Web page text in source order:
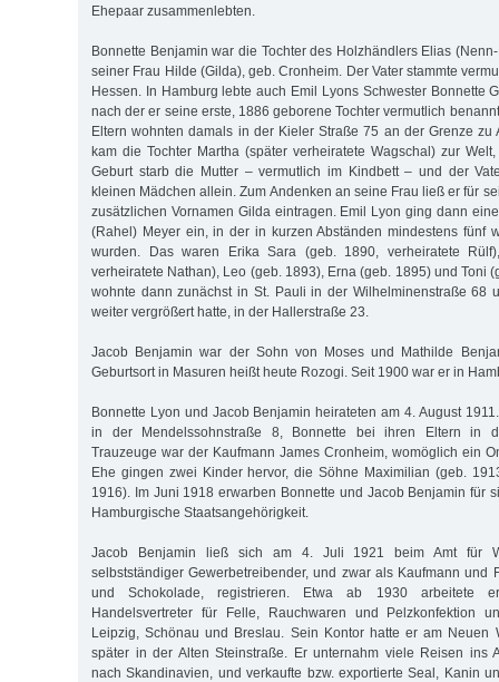
Ehepaar zusammenlebten.
Bonnette Benjamin war die Tochter des Holzhändlers Elias
seiner Frau Hilde (Gilda), geb. Cronheim. Der Vater stammte
Hessen. In Hamburg lebte auch Emil Lyons Schwester Bonnette
nach der er seine erste, 1886 geborene Tochter vermutlich
Eltern wohnten damals in der Kieler Straße 75 an der Grenze zu
kam die Tochter Martha (später verheiratete Wagschal) zur
Geburt starb die Mutter – vermutlich im Kindbett – und der
kleinen Mädchen allein. Zum Andenken an seine Frau ließ er für
zusätzlichen Vornamen Gilda eintragen. Emil Lyon ging dann
(Rahel) Meyer ein, in der in kurzen Abständen mindestens fünf
wurden. Das waren Erika Sara (geb. 1890, verheiratete
verheiratete Nathan), Leo (geb. 1893), Erna (geb. 1895) und Toni
wohnte dann zunächst in St. Pauli in der Wilhelminenstraße 68
weiter vergrößert hatte, in der Hallerstraße 23.
Jacob Benjamin war der Sohn von Moses und Mathilde
Geburtsort in Masuren heißt heute Rozogi. Seit 1900 war er in
Bonnette Lyon und Jacob Benjamin heirateten am 4. August
in der Mendelssohnstraße 8, Bonnette bei ihren Eltern in
Trauzeuge war der Kaufmann James Cronheim, womöglich ein
Ehe gingen zwei Kinder hervor, die Söhne Maximilian (geb.
1916). Im Juni 1918 erwarben Bonnette und Jacob Benjamin für
Hamburgische Staatsangehörigkeit.
Jacob Benjamin ließ sich am 4. Juli 1921 beim Amt für
selbstständiger Gewerbetreibender, und zwar als Kaufmann und
und Schokolade, registrieren. Etwa ab 1930 arbeitete
Handelsvertreter für Felle, Rauchwaren und Pelzkonfektion
Leipzig, Schönau und Breslau. Sein Kontor hatte er am Neuen
später in der Alten Steinstraße. Er unternahm viele Reisen ins
nach Skandinavien, und verkaufte bzw. exportierte Seal, Kanin